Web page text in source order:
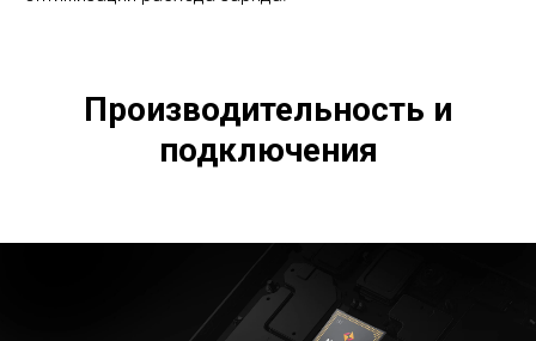
Производительность и
подключения